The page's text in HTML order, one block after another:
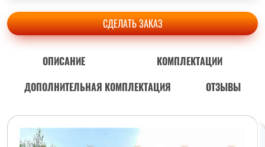
СДЕЛАТЬ ЗАКАЗ
ОПИСАНИЕ
КОМПЛЕКТАЦИИ
ДОПОЛНИТЕЛЬНАЯ КОМПЛЕКТАЦИЯ
ОТЗЫВЫ